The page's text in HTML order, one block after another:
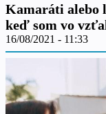
Kamaráti alebo
keď som vo
16/08/2021 - 11:33